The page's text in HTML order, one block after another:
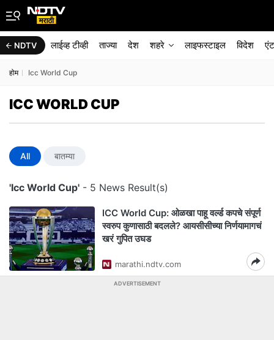
NDTV लाईव्ह टीव्ही ताज्या देश शहरे लाइफस्टाइल विदेश
होम Icc World Cup
ICC WORLD CUP
All बातम्या
'Icc World Cup' - 5 News Result(s)
ICC World Cup: ओळखा पाहू वर्ल्ड कपचे संपूर्ण
स्वरुप कुणासाठी बदलले? आयसीसीच्या निर्णयामागचं
खरं गुपित उघड
marathi.ndtv.com
ADVERTISEMENT